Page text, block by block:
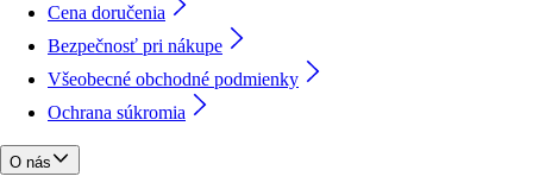
Cena doručenia
Bezpečnosť pri nákupe
Všeobecné obchodné podmienky
Ochrana súkromia
O nás